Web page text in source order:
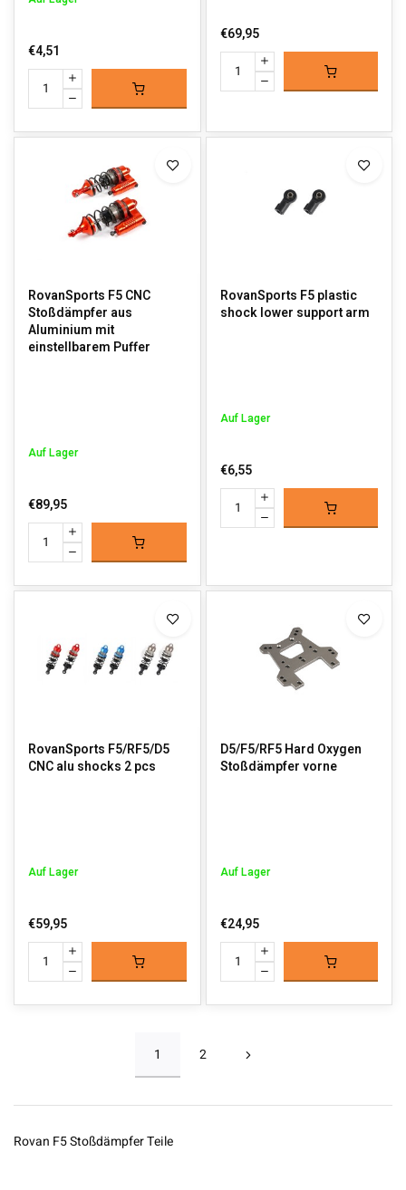
€4,51
€69,95
RovanSports F5 CNC
Stoßdämpfer aus
Aluminium mit
einstellbarem Puffer
Auf Lager
€89,95
RovanSports F5 plastic
shock lower support arm
Auf Lager
€6,55
RovanSports F5/RF5/D5
CNC alu shocks 2 pcs
Auf Lager
€59,95
D5/F5/RF5 Hard Oxygen
Stoßdämpfer vorne
Auf Lager
€24,95
1 2
Rovan F5 Stoßdämpfer Teile